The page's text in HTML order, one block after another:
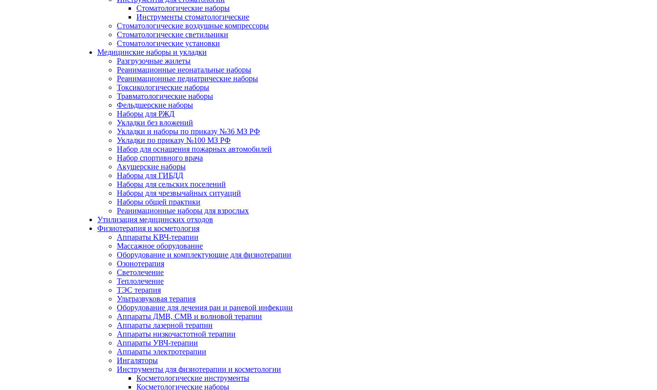
Стоматологические наборы
Инструменты стоматологические
Стоматологические воздушные компрессоры
Стоматологические светильники
Стоматологические установки
Медицинские наборы и укладки
Разгрузочные жилеты
Реанимационные неонатальные наборы
Реанимационные педиатрические наборы
Токсикологические наборы
Травматологические наборы
Фельдшерские наборы
Наборы для РЖД
Укладки без вложений
Укладки и наборы по приказу №36 МЗ РФ
Укладки по приказу №100 МЗ РФ
Набор для оснащения пожарных автомобилей
Набор спортивного врача
Акушерские наборы
Наборы для ГИБДД
Наборы для сельских поселений
Наборы для чрезвычайных ситуаций
Наборы общей практики
Реанимационные наборы для взрослых
Утилизация медицинских отходов
Физиотерапия и косметология
Аппараты KВЧ-терапии
Массажное оборудование
Оборудование и комплектующие для физиотерапии
Озонотерапия
Светолечение
Теплолечение
ТЭС терапия
Ультразвуковая терапия
Оборудование для лечения ран и раневой инфекции
Аппараты ДМВ, СМВ и волновой терапии
Аппараты лазерной терапии
Аппараты низкочастотной терапии
Аппараты УВЧ-терапии
Аппараты электротерапии
Ингаляторы
Инструменты для физиотерапии и косметологии
Косметологические инструменты
Косметологические наборы